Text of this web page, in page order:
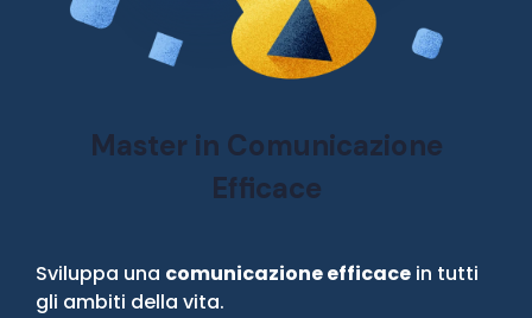
Master in Comunicazione
Efficace
Sviluppa una comunicazione efficace in tutti
gli ambiti della vita.